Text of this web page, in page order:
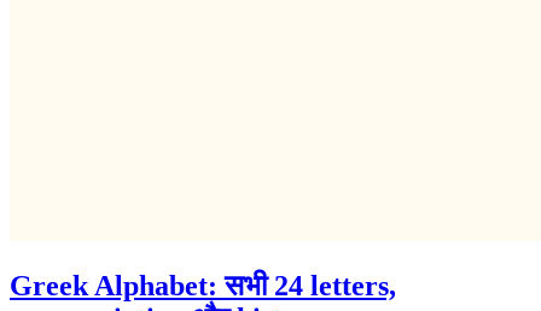
Greek Alphabet: सभी 24 letters,